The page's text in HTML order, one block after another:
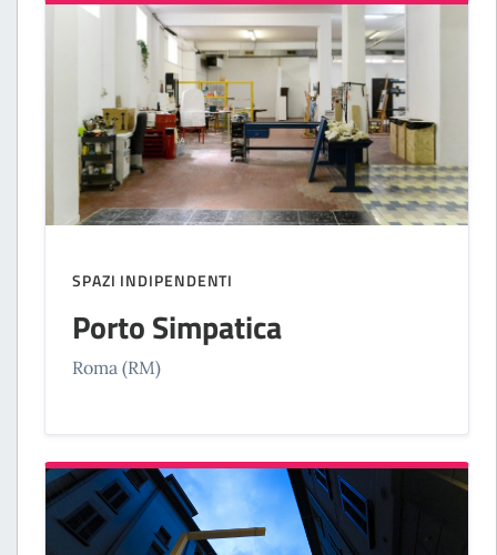
SPAZI INDIPENDENTI
Porto Simpatica
Roma (RM)